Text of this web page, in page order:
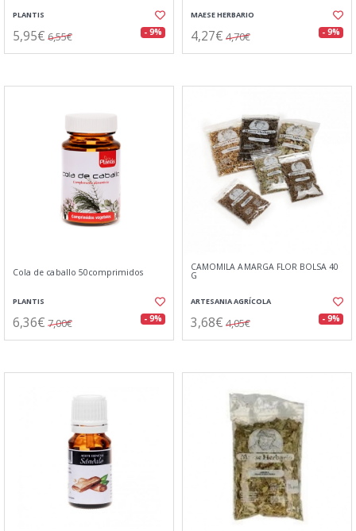
PLANTIS
5,95€ 6,55€ - 9%
MAESE HERBARIO
4,27€ 4,70€ - 9%
Cola de caballo 50comprimidos
PLANTIS
6,36€ 7,00€ - 9%
CAMOMILA AMARGA FLOR BOLSA 40
G
ARTESANIA AGRÍCOLA
3,68€ 4,05€ - 9%